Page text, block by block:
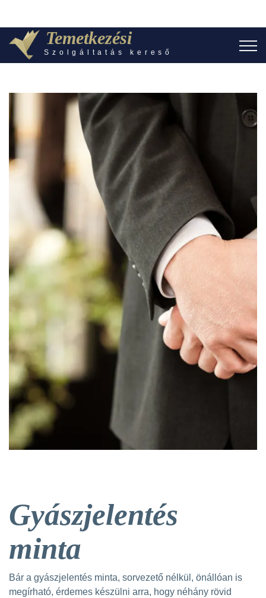
Temetkezési
Szolgáltatás kereső
Gyászjelentés
minta
Bár a gyászjelentés minta, sorvezető nélkül, önállóan is
megírható, érdemes készülni arra, hogy néhány rövid